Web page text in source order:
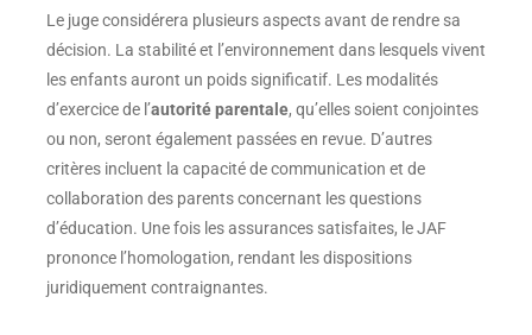
Le juge considérera plusieurs aspects avant de rendre sa
décision. La stabilité et l’environnement dans lesquels vivent
les enfants auront un poids significatif. Les modalités
d’exercice de l’autorité parentale, qu’elles soient conjointes
ou non, seront également passées en revue. D’autres
critères incluent la capacité de communication et de
collaboration des parents concernant les questions
d’éducation. Une fois les assurances satisfaites, le JAF
prononce l’homologation, rendant les dispositions
juridiquement contraignantes.